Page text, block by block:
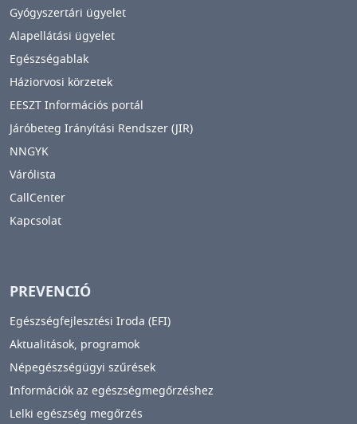
Gyógyszertári ügyelet
Alapellátási ügyelet
Egészségablak
Háziorvosi körzetek
EESZT Információs portál
Járóbeteg Irányítási Rendszer (JIR)
NNGYK
Várólista
CallCenter
Kapcsolat
PREVENCIÓ
Egészségfejlesztési Iroda (EFI)
Aktualitások, programok
Népegészségügyi szűrések
Információk az egészségmegőrzéshez
Lelki egészség megőrzés